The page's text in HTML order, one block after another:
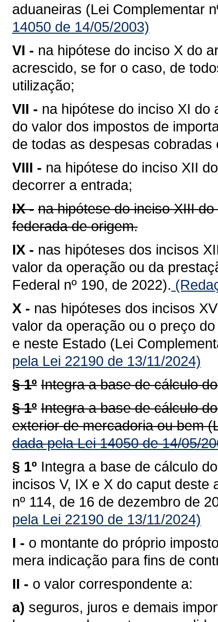
aduaneiras (Lei Complementar
14050 de 14/05/2003)
VI - na hipótese do inciso X do
acrescido, se for o caso, de
utilização;
VII - na hipótese do inciso XI do
do valor dos impostos de
de todas as despesas
VIII - na hipótese do inciso XII
decorrer a entrada;
IX - na hipótese do inciso XIII
federada de origem.
IX - nas hipóteses dos incisos
valor da operação ou da
Federal nº 190, de 2022).
X - nas hipóteses dos incisos
valor da operação ou o preço
e neste Estado (Lei
pela Lei 22190 de 13/11/2024)
§ 1º Integra a base de cálculo
§ 1º Integra a base de cálculo
exterior de mercadoria ou bem
dada pela Lei 14050 de 14/05/
§ 1º Integra a base de cálculo
incisos V, IX e X do caput
nº 114, de 16 de dezembro de
pela Lei 22190 de 13/11/2024)
I - o montante do próprio
mera indicação para fins de
II - o valor correspondente a:
a) seguros, juros e demais